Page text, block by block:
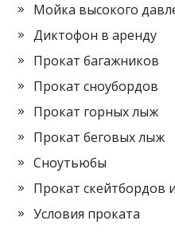
Мойка высокого
Диктофон в аренду
Прокат багажников
Прокат сноубордов
Прокат горных лыж
Прокат беговых лыж
Сноутьюбы
Прокат скейтбордов
Условия проката